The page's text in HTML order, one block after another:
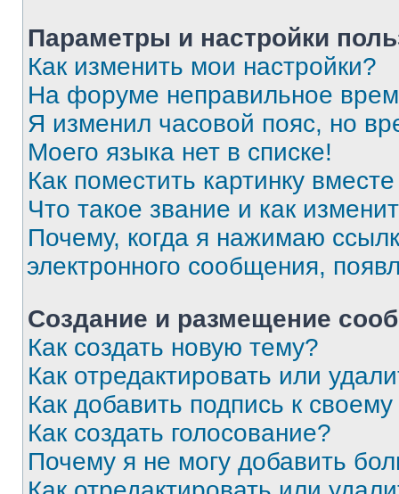
Параметры и настройки
Как изменить мои настройки?
На форуме неправильное
Я изменил часовой пояс, но
Моего языка нет в списке!
Как поместить картинку
Что такое звание и как
Почему, когда я нажимаю
электронного сообщения,
Создание и размещение
Как создать новую тему?
Как отредактировать или
Как добавить подпись к
Как создать голосование?
Почему я не могу добавить